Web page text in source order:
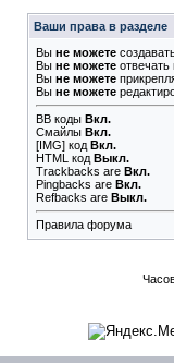
Ваши права в разделе
Вы не можете
Вы не можете отвечать
Вы не можете
Вы не можете
BB коды Вкл.
Смайлы Вкл.
[IMG] код Вкл.
HTML код Выкл.
Trackbacks are Вкл.
Pingbacks are Вкл.
Refbacks are Выкл.
Правила форума